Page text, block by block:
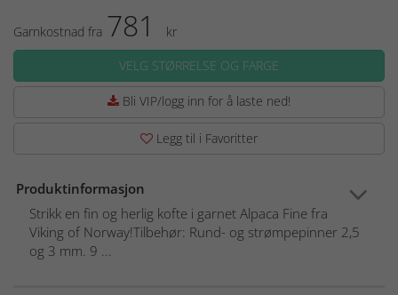
Garnkostnad fra 781
kr
VELG STØRRELSE OG FARGE
Bli VIP/logg inn for å laste ned!
Legg til i Favoritter
Produktinformasjon
Strikk en fin og herlig kofte i garnet Alpaca Fine fra
Viking of Norway!Tilbehør: Rund- og strømpepinner 2,5
og 3 mm. 9 ...